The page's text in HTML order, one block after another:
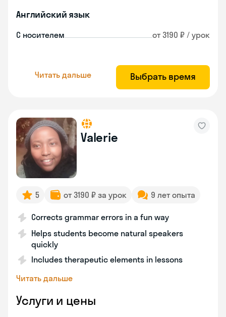
Английский язык
С носителем от 3190 ₽ / урок
Читать дальше Выбрать время
Valerie
5 от 3190 ₽ за урок 9 лет опыта
Corrects grammar errors in a fun way
Helps students become natural speakers
quickly
Includes therapeutic elements in lessons
Читать дальше
Услуги и цены